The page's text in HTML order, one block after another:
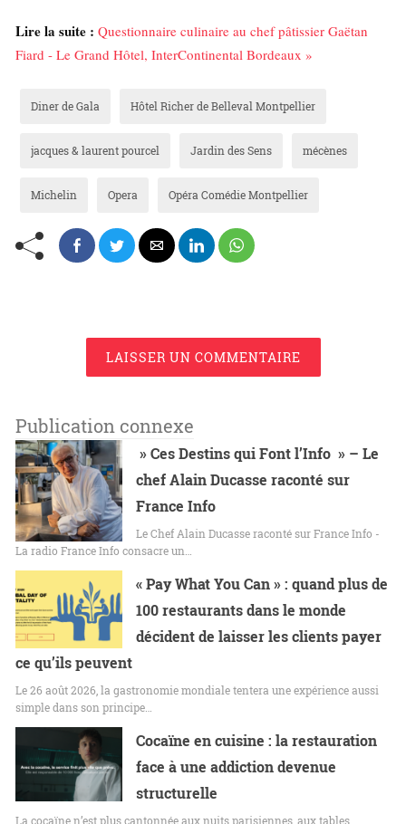
Lire la suite : Questionnaire culinaire au chef pâtissier Gaëtan
Fiard - Le Grand Hôtel, InterContinental Bordeaux »
Diner de Gala Hôtel Richer de Belleval Montpellier
jacques & laurent pourcel Jardin des Sens mécènes
Michelin Opera Opéra Comédie Montpellier
LAISSER UN COMMENTAIRE
Publication connexe
» Ces Destins qui Font l’Info » – Le
chef Alain Ducasse raconté sur
France Info
Le Chef Alain Ducasse raconté sur France Info -
La radio France Info consacre un…
« Pay What You Can » : quand plus de
100 restaurants dans le monde
décident de laisser les clients payer
ce qu’ils peuvent
Le 26 août 2026, la gastronomie mondiale tentera une expérience aussi
simple dans son principe…
Cocaïne en cuisine : la restauration
face à une addiction devenue
structurelle
La cocaïne n’est plus cantonnée aux nuits parisiennes, aux tables